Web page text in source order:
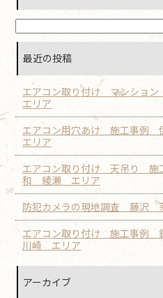
最近の投稿
エアコン取り付け マンシ
エリア
エアコン用穴あけ 施工事
エリア
エアコン取り付け 天吊り
和 綾瀬 エリア
防犯カメラの現地調査 藤
エアコン取り付け 施工事
川崎 エリア
アーカイブ